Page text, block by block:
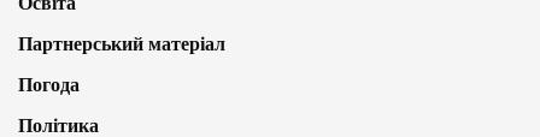
Партнерський матеріал
Погода
Політика